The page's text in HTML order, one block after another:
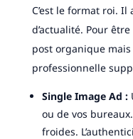
C’est le format roi.
d’actualité. Pour
post organique
professionnelle
Single Image Ad :
ou de vos
froides.